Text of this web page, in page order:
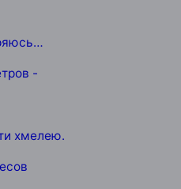
-
хмелею.